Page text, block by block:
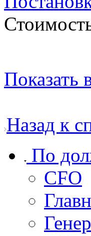
Показать
Назад к
По
CFO